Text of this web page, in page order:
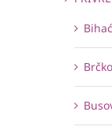
Bihać
Brčko